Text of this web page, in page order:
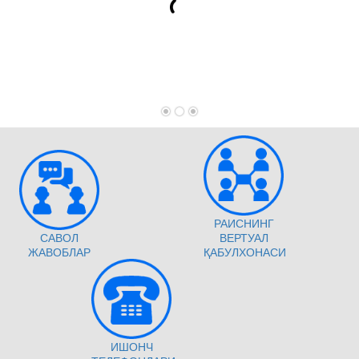
САВОЛ
ЖАВОБЛАР
РАИСНИНГ
ВЕРТУАЛ
ҚАБУЛХОНАСИ
ИШОНЧ